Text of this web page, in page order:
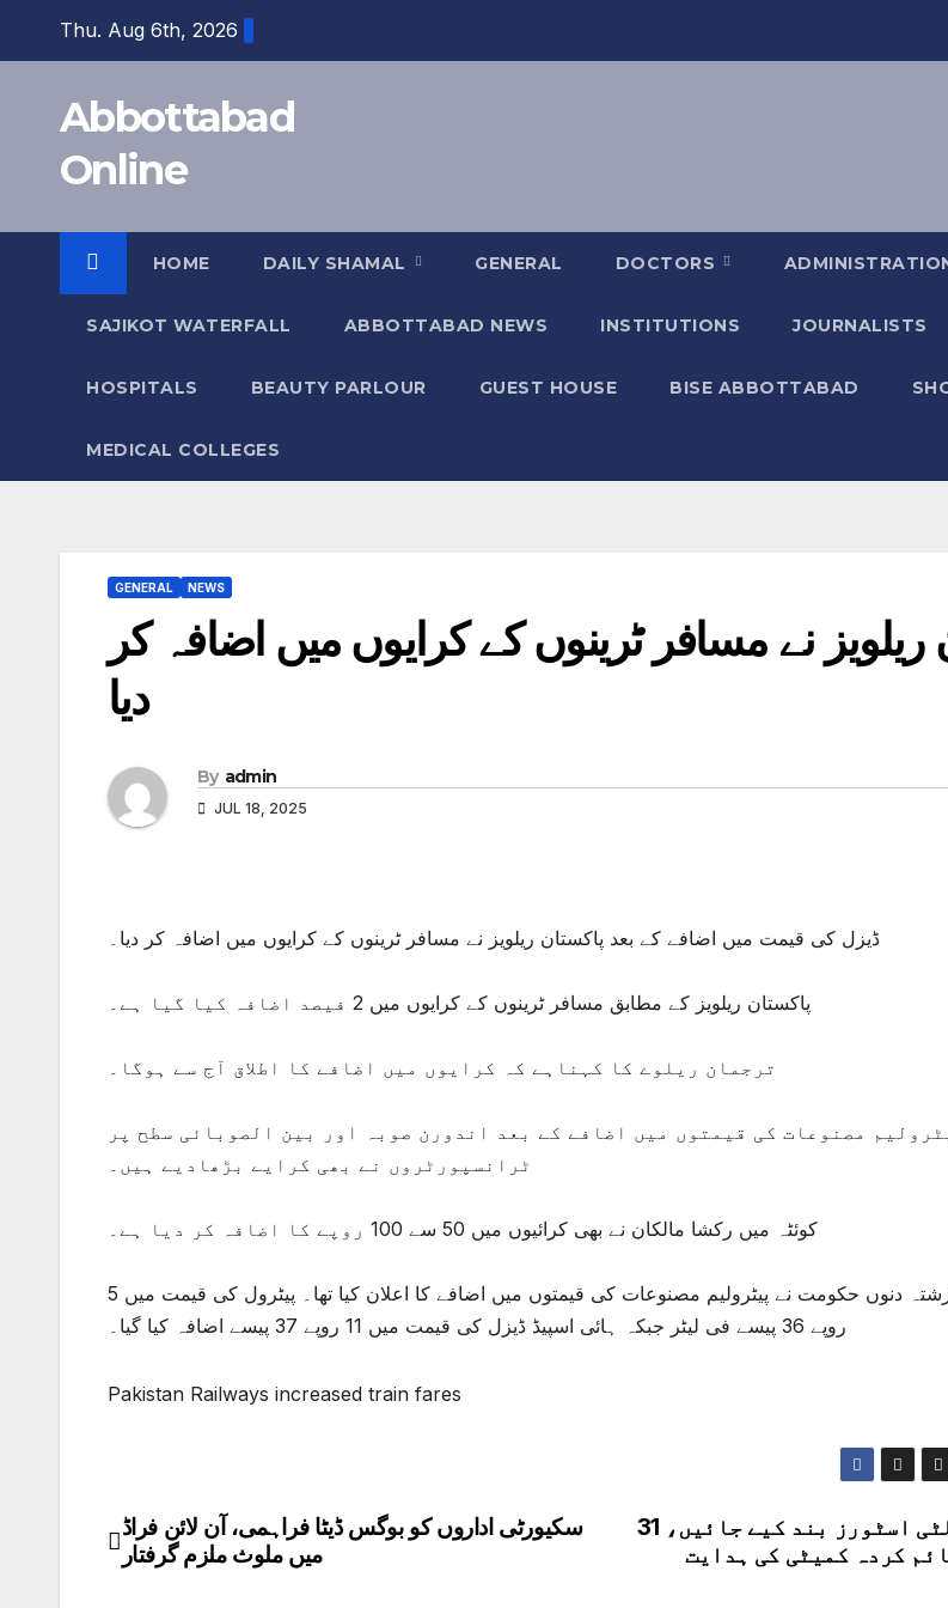
Thu. Aug 6th, 2026
Abbottabad
Online
HOME DAILY SHAMAL GENERAL DOCTORS
SAJIKOT WATERFALL ABBOTTABAD NEWS INSTITUTIONS JOURNALISTS
HOSPITALS BEAUTY PARLOUR GUEST HOUSE BISE ABBOTTABAD
MEDICAL COLLEGES
GENERAL NEWS
ریلویز نے مسافر ٹرینوں کے کرایوں میں اضافہ کر
دیا
By admin
JUL 18, 2025
ڈیزل کی قیمت میں اضافے کے بعد پاکستان ریلویز نے مسافر ٹرینوں کے کرایوں میں اضافہ کر دیا۔
پاکستان ریلویز کے مطابق مسافر ٹرینوں کے کرایوں میں 2 فیصد اضافہ کیا گیا ہے۔
ترجمان ریلوے کا کہناہے کہ کرایوں میں اضافے کا اطلاق آج سے ہوگا۔
مصنوعات کی قیمتوں میں اضافے کے بعد اندورن صوبہ اور بین الصوبائی سطح پر
ٹرانسپورٹروں نے بھی کرایے بڑھادیے ہیں۔
کوئٹہ میں رکشا مالکان نے بھی کرائیوں میں 50 سے 100 روپے کا اضافہ کر دیا ہے۔
واضح رہے کہ گزشتہ دنوں حکومت نے پیٹرولیم مصنوعات کی قیمتوں میں اضافے کا اعلان کیا تھا۔ پیٹرول کی قیمت میں 5
روپے 36 پیسے فی لیٹر جبکہ ہائی اسپیڈ ڈیزل کی قیمت میں 11 روپے 37 پیسے اضافہ کیا گیا۔
Pakistan Railways increased train fares
Post
31 جولائی تک یوٹیلٹی اسٹورز بند کیے جائیں،
کردہ کمیٹی کی ہدایت
سکیورٹی اداروں کو بوگس ڈیٹا فراہمی، آن لائن فراڈ
میں ملوث ملزم گرفتار